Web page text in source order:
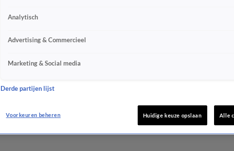
Analytisch
Advertising & Commercieel
Marketing & Social media
Derde partijen lijst
Voorkeuren beheren Huidige keuze opslaan Alle